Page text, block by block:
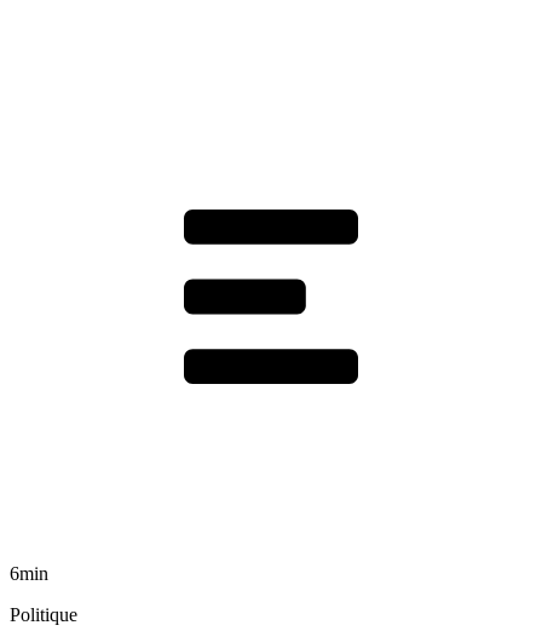
6min
Politique